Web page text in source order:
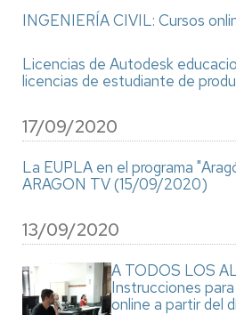
INGENIERÍA CIVIL: Cursos
Licencias de Autodesk
licencias de estudiante de
17/09/2020
La EUPLA en el programa
ARAGON TV (15/09/2020)
13/09/2020
A TODOS LOS
Instrucciones
online a partir del